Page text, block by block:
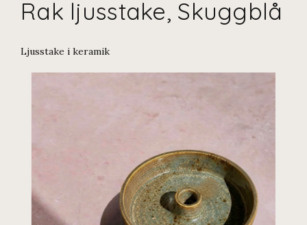
Rak ljusstake, Skuggblå
Ljusstake i keramik